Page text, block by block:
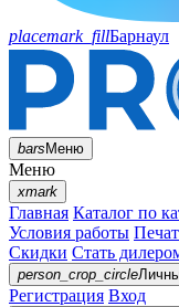
placemark_fillБарнаул
barsМеню
Меню
xmark
Главная Каталог по
Условия работы
Скидки Стать
person_crop_circle
Регистрация Вход